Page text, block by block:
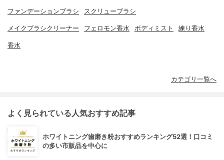
ファンデーションブラシ スクリューブラシ
メイクブラシクリーナー フェロモン香水 ボディミスト 練り香水
香水
カテゴリ一覧へ
よく見られている人気おすすめ記事
ホワイトニング歯磨き粉おすすめランキング52選！口コミ
の多い市販品を中心に